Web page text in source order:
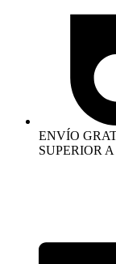
ENVÍO
SUPERIOR A